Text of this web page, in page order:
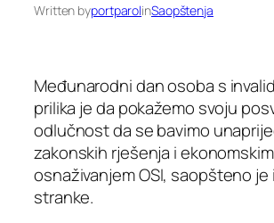
Written byportparolinSaopštenja
Međunarodni dan osoba s
prilika je da pokažemo svoju
odlučnost da se bavimo
zakonskih rješenja i ekonomskim
osnaživanjem OSI, saopšteno je
stranke.